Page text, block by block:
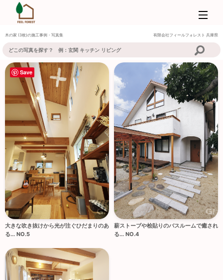
木の家 (3枚)の施工事例・写真集 有限会社フィールフォレスト 兵庫県
大きな吹き抜けから光が注ぐひだまりのあ
る... NO.5
薪ストーブや桧貼りのバスルームで癒され
る... NO.4
Save